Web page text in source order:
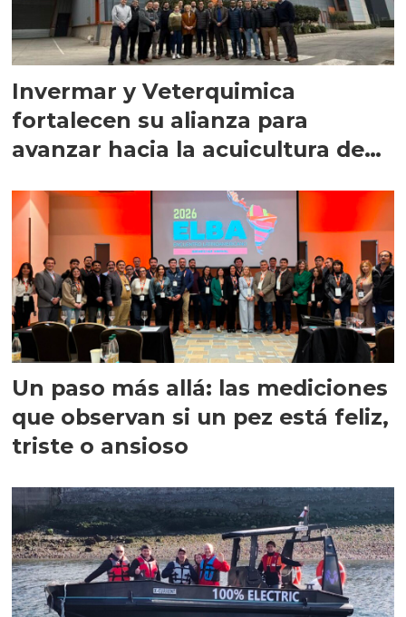
Invermar y Veterquimica
fortalecen su alianza para
avanzar hacia la acuicultura de
Un paso más allá: las mediciones
que observan si un pez está feliz,
triste o ansioso